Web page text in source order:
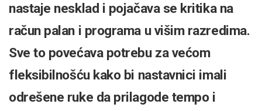
nastaje nesklad i pojačava se kritika na
račun palan i programa u višim razredima.
Sve to povećava potrebu za većom
fleksibilnošću kako bi nastavnici imali
odrešene ruke da prilagode tempo i